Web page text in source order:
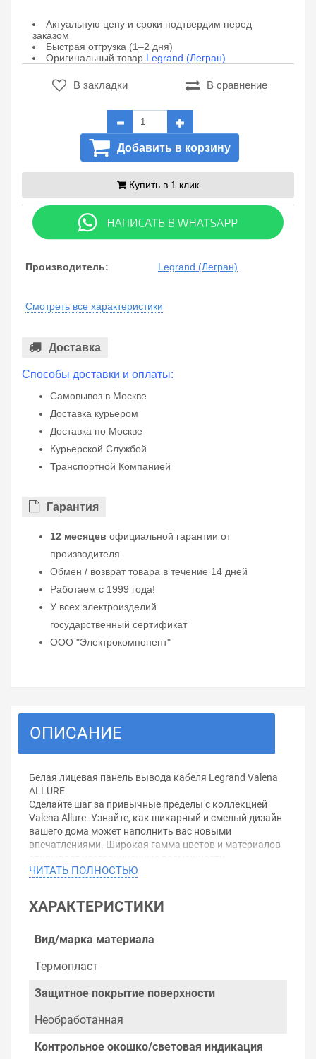
Актуальную цену и сроки подтвердим перед
заказом
Быстрая отгрузка (1–2 дня)
Оригинальный товар Legrand (Легран)
В закладки В сравнение
Добавить в корзину
Купить в 1 клик
Производитель: Legrand (Легран)
Смотреть все характеристики
Доставка
Способы доставки и оплаты:
Самовывоз в Москве
Доставка курьером
Доставка по Москве
Курьерской Службой
Транспортной Компанией
Гарантия
12 месяцев официальной гарантии от
производителя
Обмен / возврат товара в течение 14 дней
Работаем с 1999 года!
У всех электроизделий
государственный сертификат
ООО "Электрокомпонент"
ОПИСАНИЕ
Белая лицевая панель вывода кабеля Legrand Valena
ALLURE
Сделайте шаг за привычные пределы с коллекцией
Valena Allure. Узнайте, как шикарный и смелый дизайн
вашего дома может наполнить вас новыми
впечатлениями. Широкая гамма цветов и материалов
самовыражения.
функций, делающих ваш дом комфортным,
безопасным и экологичным.
ожидания благодаря трем типам рамок с широкой
конструкторе:Вывод кабельный Legrand Valena Allure +
данном сайте справочная информация о товарах не
ЧИТАТЬ ПОЛНОСТЬЮ
ХАРАКТЕРИСТИКИ
Вид/марка материала
Термопласт
Защитное покрытие поверхности
Необработанная
Контрольное окошко/световая индикация